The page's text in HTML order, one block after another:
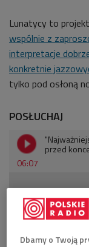
Lunatycy to
wspólnie z
interpretacje
konkretnie
tylko pod osłoną
POSŁUCHAJ
06:07
przed
Dbamy o Twoją